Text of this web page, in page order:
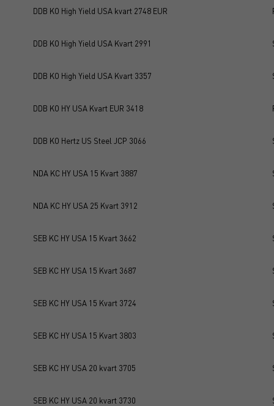
DDB KO High Yield USA kvart 2748 EUR
DDB KO High Yield USA Kvart 2991
DDB KO High Yield USA Kvart 3357
DDB KO HY USA Kvart EUR 3418
DDB KO Hertz US Steel JCP 3066
NDA KC HY USA 15 Kvart 3887
NDA KC HY USA 25 Kvart 3912
SEB KC HY USA 15 Kvart 3662
SEB KC HY USA 15 Kvart 3687
SEB KC HY USA 15 Kvart 3724
SEB KC HY USA 15 Kvart 3803
SEB KC HY USA 20 kvart 3705
SEB KC HY USA 20 kvart 3730